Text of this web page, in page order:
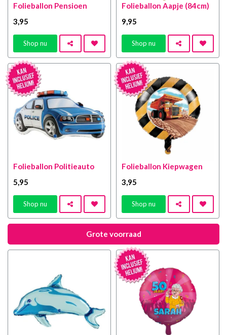
Folieballon Pensioen
3 ,95
Shop nu
Folieballon Aapje (84cm)
9 ,95
Shop nu
Folieballon Politieauto
5 ,95
Shop nu
Folieballon Kiepwagen
3 ,95
Shop nu
Grote voorraad